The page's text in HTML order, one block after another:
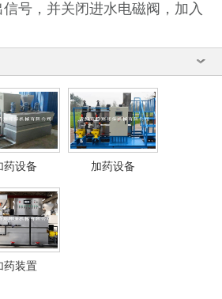
号，并关闭进水电磁阀，加入
药设备 加药设备
药装置